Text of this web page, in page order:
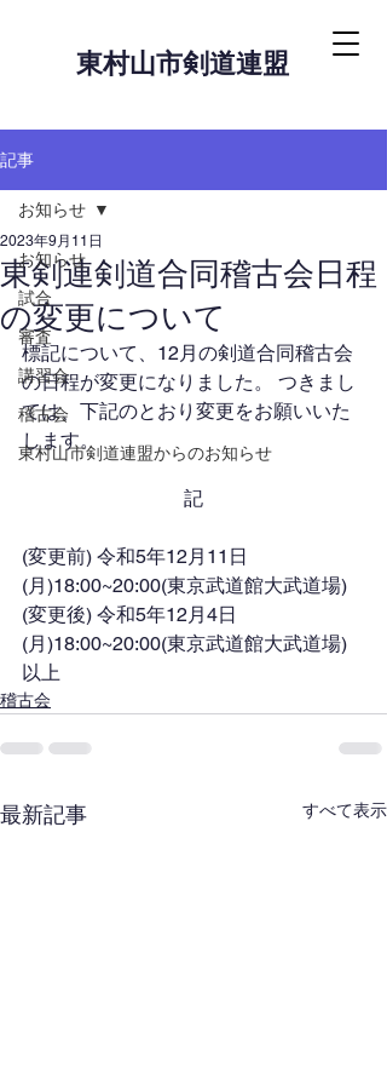
東村山市剣道連盟
記事
お知らせ
試合
審査
講習会
稽古会
東村山市剣道連盟からのお知らせ
お知らせ
東剣連剣道合同稽古会日程
の変更について
2023年9月11日
標記について、12月の剣道合同稽古会
の日程が変更になりました。 つきまし
ては、下記のとおり変更をお願いいた
します。
記
(変更前) 令和5年12月11日
(月)18:00~20:00(東京武道館大武道場)
(変更後) 令和5年12月4日
(月)18:00~20:00(東京武道館大武道場)
以上
稽古会
最新記事 すべて表示